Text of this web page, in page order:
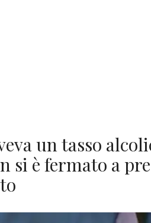
un tasso
si è fermato a